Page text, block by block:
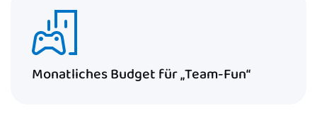
Monatliches Budget für „Team-Fun“